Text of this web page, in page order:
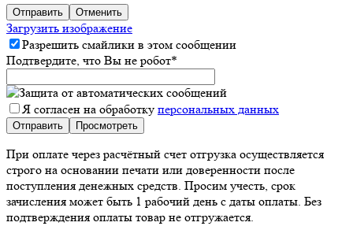
Отправить Отменить
Загрузить изображение
Разрешить смайлики в этом сообщении
Подтвердите, что Вы не робот*
Я согласен на обработку персональных данных
При оплате через расчётный счет отгрузка осуществляется
строго на основании печати или доверенности после
поступления денежных средств. Просим учесть, срок
зачисления может быть 1 рабочий день с даты оплаты. Без
подтверждения оплаты товар не отгружается.